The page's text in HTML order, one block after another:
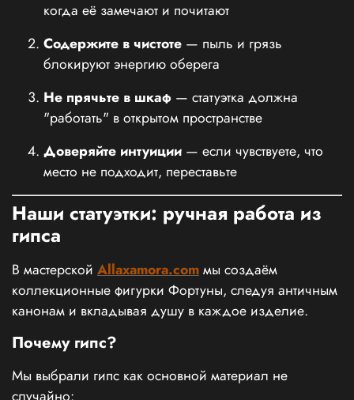
когда её замечают и почитают
Содержите в чистоте — пыль и грязь
блокируют энергию оберега
Не прячьте в шкаф — статуэтка должна
"работать" в открытом пространстве
Доверяйте интуиции — если чувствуете, что
место не подходит, переставьте
Наши статуэтки: ручная работа из
гипса
В мастерской Allaxamora.comмы создаём
коллекционные фигурки Фортуны, следуя античным
канонам и вкладывая душу в каждое изделие.
Почему гипс?
Мы выбрали гипс как основной материал не